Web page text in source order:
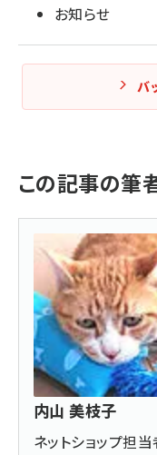
お知らせ
バ
この記事の筆
内山 美枝子
ネットショップ担